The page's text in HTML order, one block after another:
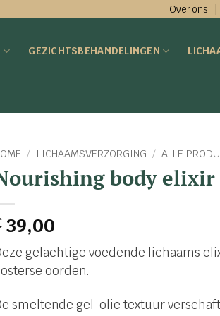
Over ons
GEZICHTSBEHANDELINGEN
/ LICHAAMSVERZORGING / ALLE
body elixir
39,00
gelachtige voedende lichaams
oorden.
smeltende gel-olie textuur